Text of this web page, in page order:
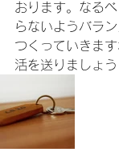
おります。なる
らないようバラ
つくっていきま
活を送りましょう